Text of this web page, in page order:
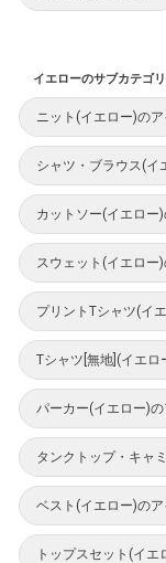
イエローのサブカテゴ
ニット(イエロー)の
シャツ・ブラウス(イ
カットソー(イエロー
スウェット(イエロー
プリントTシャツ(イ
Tシャツ[無地](イエロ
パーカー(イエロー)
タンクトップ・キャ
ベスト(イエロー)の
トップスセット(イ